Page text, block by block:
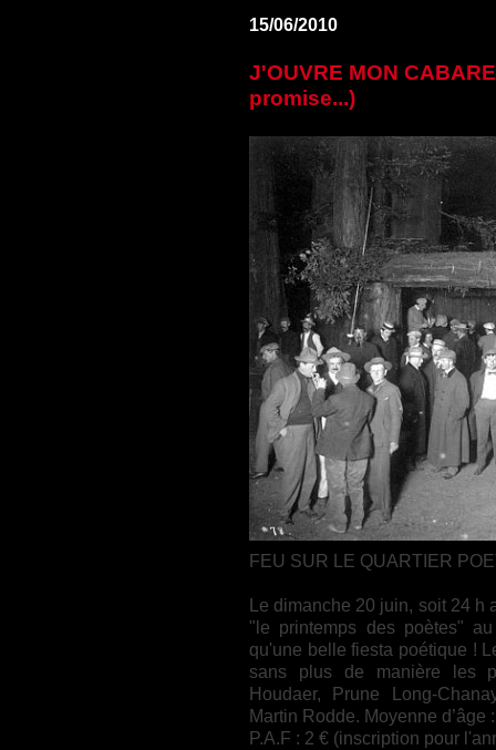
15/06/2010
J'OUVRE MON
promise...)
FEU SUR LE QUARTIER
Le dimanche 20 juin, soit 24
"le printemps des poètes"
qu'une belle fiesta poétique !
sans plus de manière les
Houdaer, Prune Long-
Martin Rodde. Moyenne
P.A.F : 2 € (inscription pour